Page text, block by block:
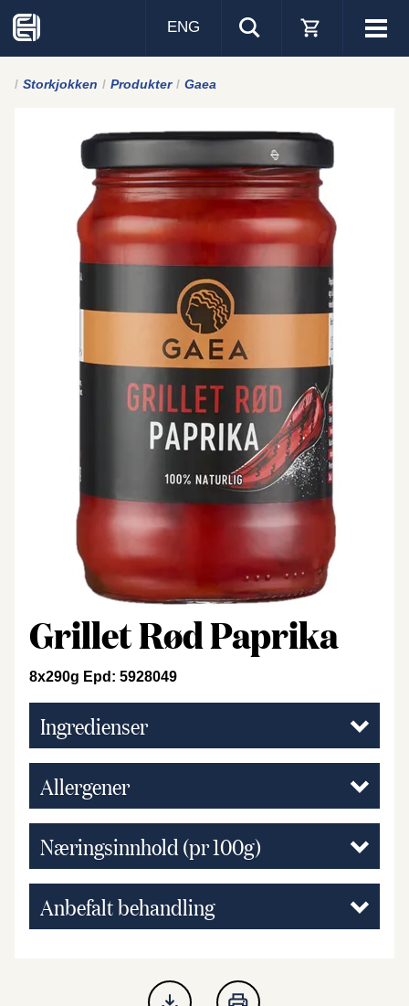
Visa
ENG
Storkjokken Produkter Gaea
Grillet Rød Paprika
8x290g Epd: 5928049
Ingredienser
Allergener
Næringsinnhold (pr 100g)
Anbefalt behandling